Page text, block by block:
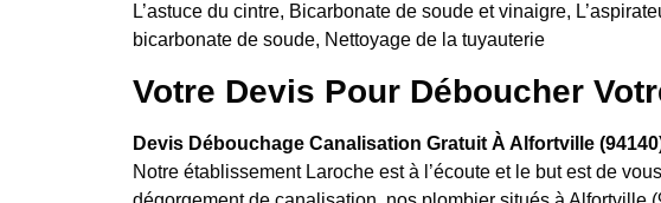
L’astuce du cintre, Bicarbonate de soude et vinaigre,
bicarbonate de soude, Nettoyage de la tuyauterie
Votre Devis Pour Déboucher
Devis Débouchage Canalisation Gratuit À Alfortville
Notre établissement Laroche est à l’écoute et le but est de